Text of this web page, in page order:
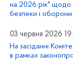
на 2026 рік" щодо
безпеки і оборони
03 червня 2026
На засіданні
в рамках